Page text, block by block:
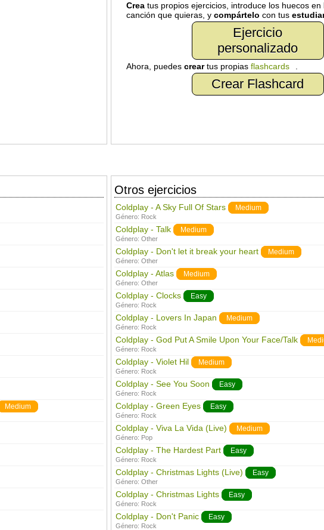
Creatus propios ejercicios, introduce los huecos en
canción que quieras, y compártelo con tus
Ejercicio
personalizado
Ahora, puedes creartus propias flashcards
Crear Flashcard
Medium
Otros ejercicios
Coldplay - A Sky Full Of Stars Medium
Género: Rock
Coldplay - Talk Medium
Género: Other
Coldplay - Don't let it break your heart Medium
Género: Other
Coldplay - Atlas Medium
Género: Other
Coldplay - Clocks Easy
Género: Rock
Coldplay - Lovers In Japan Medium
Género: Rock
Coldplay - God Put A Smile Upon Your Face/Talk
Género: Rock
Coldplay - Violet Hil Medium
Género: Rock
Coldplay - See You Soon Easy
Género: Rock
Coldplay - Green Eyes Easy
Género: Rock
Coldplay - Viva La Vida (Live) Medium
Género: Pop
Coldplay - The Hardest Part Easy
Género: Rock
Coldplay - Christmas Lights (Live) Easy
Género: Other
Coldplay - Christmas Lights Easy
Género: Rock
Coldplay - Don't Panic Easy
Género: Rock